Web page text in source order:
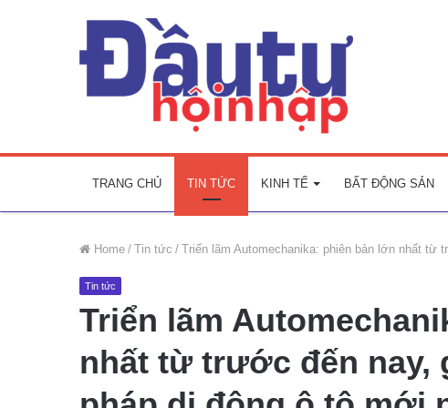
TRANG CHỦ TIN TỨC KINH TẾ BẤT ĐỘNG SẢN
Home / Tin tức / Triển lãm Automechanika: phiên bản lớn nhất từ
Tin tức
Triển lãm
nhất từ trước đến nay,